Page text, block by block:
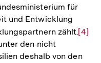
für
und Entwicklung
zählt.Zur
der
[4]
den nicht
deshalb von den